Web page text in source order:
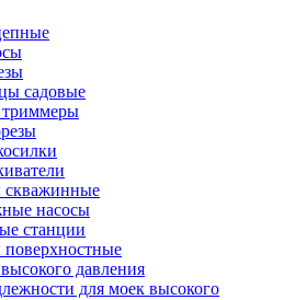
садовые
скважинные
насосы
станции
давления
для моек высокого